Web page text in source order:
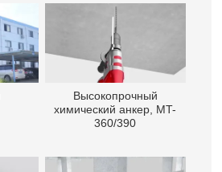
Высокопрочный
химический анкер, MT-
360/390